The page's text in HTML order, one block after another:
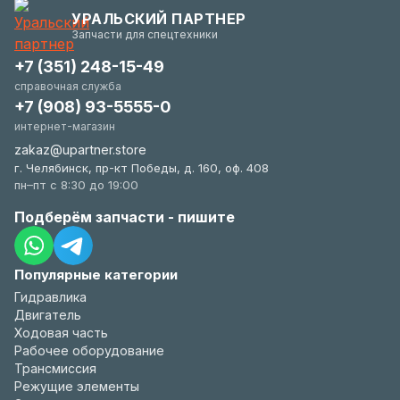
гибки и всегда заинтересованы в вашем
удобстве.
УРАЛЬСКИЙ ПАРТНЕР
Запчасти для спецтехники
Популярные категории
Гидравлика
Двигатель
Ходовая часть
Рабочее оборудование
Трансмиссия
Режущие элементы
+7 (351) 248-15-49
справочная служба
+7 (908) 93-5555-0
интернет-магазин
zakaz@upartner.store
г. Челябинск, пр-кт Победы, д. 160, оф. 408
пн–пт с 8:30 до 19:00
Подберём запчасти - пишите